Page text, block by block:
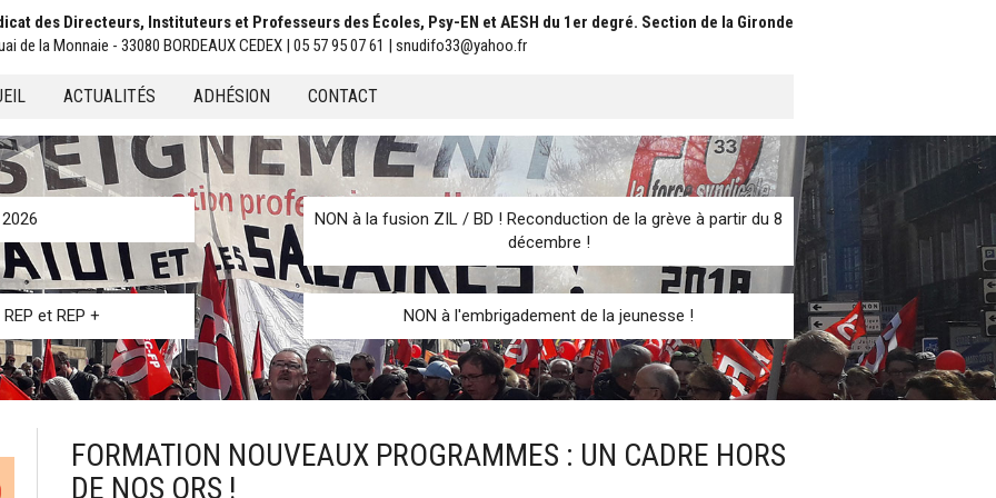
des Directeurs, Instituteurs et Professeurs des Écoles, Psy-EN et AESH du 1er degré. Section de la Gironde
de la Monnaie - 33080 BORDEAUX CEDEX | 05 57 95 07 61 | snudifo33@yahoo.fr
ACTUALITÉS ADHÉSION CONTACT
NON à la fusion ZIL / BD ! Reconduction de la grève à partir du 8
décembre !
et REP + NON à l'embrigadement de la jeunesse !
FORMATION NOUVEAUX PROGRAMMES : UN CADRE HORS
DE NOS ORS !